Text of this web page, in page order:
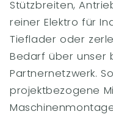
Stützbreiten,
reiner Elektro für
Tieflader oder
Bedarf über unser
Partnernetzwerk.
projektbezogene